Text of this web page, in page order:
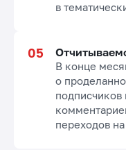
в
В конце
о
подписчиков
переходов на